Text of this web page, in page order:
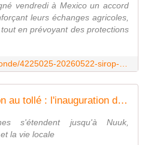
vendredi à Mexico un accord
leurs échanges agricoles,
en prévoyant des protections
De l'opération séduction au tollé : l'inauguration du consulat américain au Groenland accueillie par des manifestations | Euractiv FR
s'étendent jusqu'à Nuuk,
la vie locale